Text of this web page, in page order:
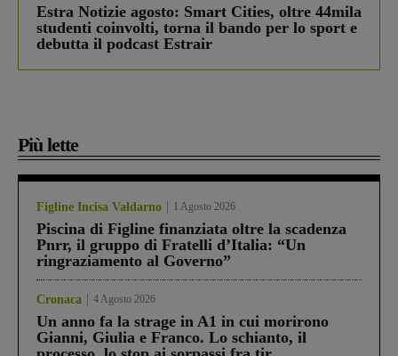
Estra Notizie agosto: Smart Cities, oltre 44mila
studenti coinvolti, torna il bando per lo sport e
debutta il podcast Estrair
Più lette
Figline Incisa Valdarno 1 Agosto 2026
Piscina di Figline finanziata oltre la scadenza
Pnrr, il gruppo di Fratelli d’Italia: “Un
ringraziamento al Governo”
Cronaca 4 Agosto 2026
Un anno fa la strage in A1 in cui morirono
Gianni, Giulia e Franco. Lo schianto, il